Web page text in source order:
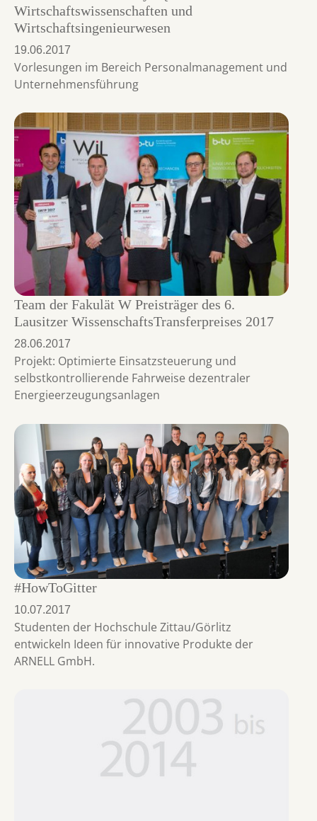
Wirtschaftswissenschaften und
Wirtschaftsingenieurwesen
19.06.2017
Vorlesungen im Bereich Personalmanagement und
Unternehmensführung
Team der Fakulät W Preisträger des 6.
Lausitzer WissenschaftsTransferpreises 2017
28.06.2017
Projekt: Optimierte Einsatzsteuerung und
selbstkontrollierende Fahrweise dezentraler
Energieerzeugungsanlagen
#HowToGitter
10.07.2017
Studenten der Hochschule Zittau/Görlitz
entwickeln Ideen für innovative Produkte der
ARNELL GmbH.